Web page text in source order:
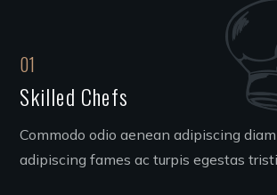
01
Skilled Chefs
Commodo odio aenean adipiscing
adipiscing fames ac turpis egestas